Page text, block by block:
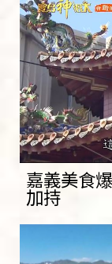
嘉義美食
加持